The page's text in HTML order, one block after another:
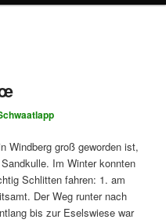
Windberg groß geworden ist,
Im Winter konnten
Schlitten fahren: 1. am
Der Weg runter nach
bis zur Eselswiese war